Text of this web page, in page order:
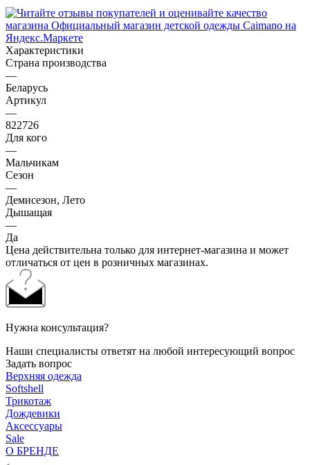
Характеристики
Страна производства
—
Беларусь
Артикул
—
822726
Для кого
—
Мальчикам
Сезон
—
Демисезон, Лето
Дышащая
—
Да
Цена действительна только для интернет-магазина и может
отличаться от цен в розничных магазинах.
Нужна консультация?
Наши специалисты ответят на любой интересующий вопрос
Задать вопрос
Верхняя одежда
Softshell
Трикотаж
Дождевики
Аксессуары
Sale
О БРЕНДЕ